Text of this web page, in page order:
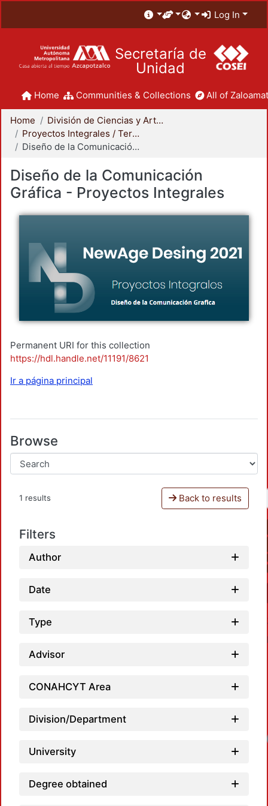
Log In
Secretaría de
Unidad
Home Communities & Collections All of
Home
División de Ciencias y Artes para el Diseño
Proyectos Integrales / Terminales - Licenciatura
Diseño de la Comunicación Gráfica - Proyectos Integrales
Diseño de la Comunicación
Gráfica - Proyectos Integrales
Permanent URI for this collection
https://hdl.handle.net/11191/8621
Ir a página principal
Browse
1 results Back to results
Filters
Author
Date
Type
Advisor
CONAHCYT Area
Division/Department
University
Degree obtained